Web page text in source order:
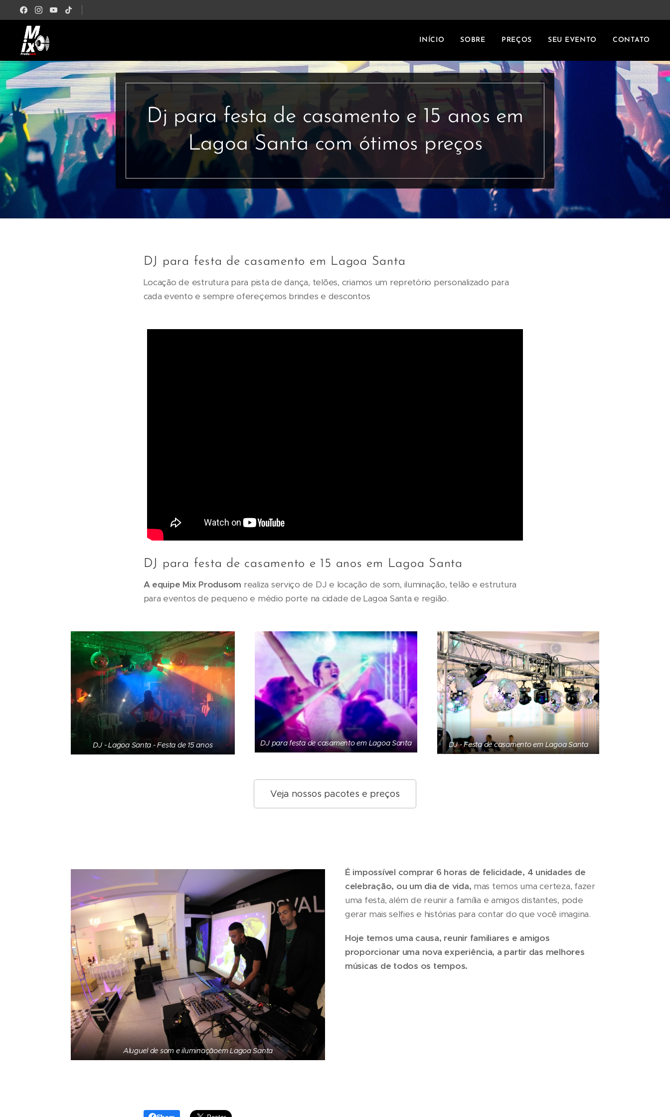
INÍCIO SOBRE PREÇOS SEU EVENTO CONTATO
Dj para festa de casamento e 15 anos em
Lagoa Santa com ótimos preços
DJ para festa de casamento em Lagoa Santa
Locação de estrutura para pista de dança, telões, criamos um repretório personalizado para
cada evento e sempre ofereçemos brindes e descontos
DJ para festa de casamento e 15 anos em Lagoa Santa
A equipe Mix Produsom realiza serviço de DJ e locação de som, iluminação, telão e estrutura
para eventos de pequeno e médio porte na cidade de Lagoa Santa e região.
DJ - Lagoa Santa - Festa de 15 anos DJ para festa de casamento em Lagoa Santa DJ - Festa de casamento em Lagoa Santa
Veja nossos pacotes e preços
Aluguel de som e iluminaçãoem Lagoa Santa
É impossível comprar 6 horas de felicidade, 4 unidades de
celebração, ou um dia de vida, mas temos uma certeza, fazer
uma festa, além de reunir a família e amigos distantes, pode
gerar mais selfies e histórias para contar do que você imagina.
Hoje temos uma causa, reunir familiares e amigos
proporcionar uma nova experiência, a partir das melhores
músicas de todos os tempos.